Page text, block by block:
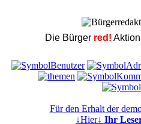
Die Bürger red!
Für den Erhalt der
↓Hier↓ Ihr